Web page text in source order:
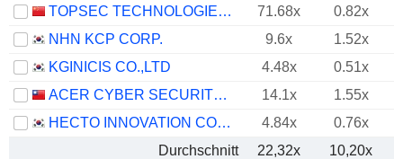
TOPSEC TECHNOLOGIES GROUP INC.
71.68x
0.82x
NHN KCP CORP.
9.6x
1.52x
KGINICIS CO.,LTD
4.48x
0.51x
ACER CYBER SECURITY INC.
14.1x
1.55x
HECTO INNOVATION CO., LTD.
4.84x
0.76x
Durchschnitt
22,32x
10,20x